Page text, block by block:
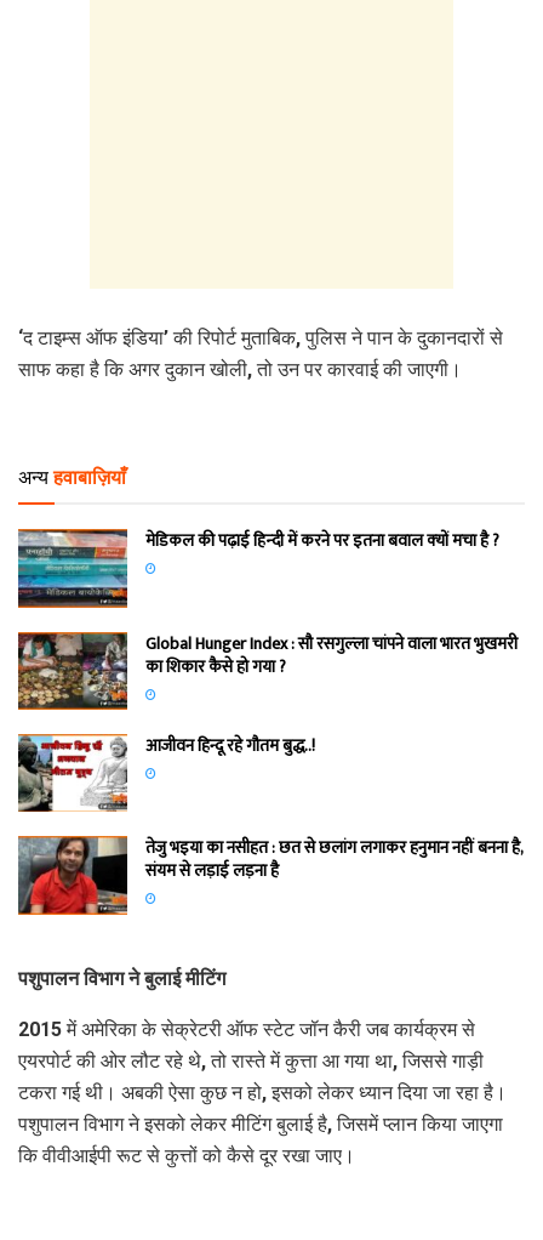
‘द टाइम्स ऑफ इंडिया’ की रिपोर्ट मुताबिक, पुलिस ने पान के दुकानदारों से
साफ कहा है कि अगर दुकान खोली, तो उन पर कारवाई की जाएगी।
अन्य हवाबाज़ियाँ
मेडिकल की पढ़ाई हिन्‍दी में करने पर इतना बवाल क्‍यों मचा है ?
Global Hunger Index : सौ रसगुल्‍ला चांपने वाला भारत भुखमरी
का शिकार कैसे हो गया ?
आजीवन हिन्दू रहे गौतम बुद्ध..!
तेजु भइया का नसीहत : छत से छलांग लगाकर हनुमान नहीं बनना है,
संयम से लड़ाई लड़ना है
पशुपालन विभाग ने बुलाई मीटिंग
2015 में अमेरिका के सेक्रेटरी ऑफ स्टेट जॉन कैरी जब कार्यक्रम से
एयरपोर्ट की ओर लौट रहे थे, तो रास्ते में कुत्ता आ गया था, जिससे गाड़ी
टकरा गई थी। अबकी ऐसा कुछ न हो, इसको लेकर ध्यान दिया जा रहा है।
पशुपालन विभाग ने इसको लेकर मीटिंग बुलाई है, जिसमें प्लान किया जाएगा
कि वीवीआईपी रूट से कुत्तों को कैसे दूर रखा जाए।